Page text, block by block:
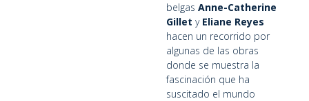
belgas Anne-Catherine
Gillet y Eliane Reyes
hacen un recorrido por
algunas de las obras
donde se muestra la
fascinación que ha
suscitado el mundo